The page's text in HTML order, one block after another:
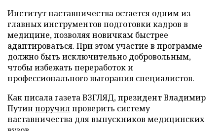
Институт наставничества остается одним из
главных инструментов подготовки кадров в
медицине, позволяя новичкам быстрее
адаптироваться. При этом участие в программе
должно быть исключительно добровольным,
чтобы избежать переработок и
профессионального выгорания специалистов.
Как писала газета ВЗГЛЯД, президент Владимир
Путин поручилпроверить систему
наставничества для выпускников медицинских